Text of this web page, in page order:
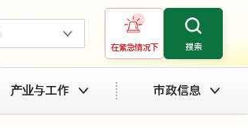
在紧急情况下 搜索
产业与工作 市政信息